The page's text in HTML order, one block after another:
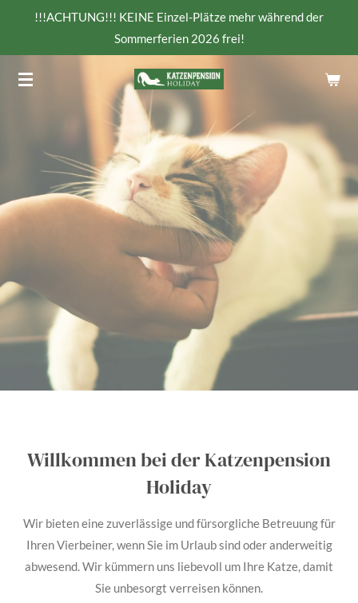
!!!ACHTUNG!!! KEINE Einzel-Plätze mehr während der
Sommerferien 2026 frei!
Willkommen bei der Katzenpension
Holiday
Wir bieten eine zuverlässige und fürsorgliche Betreuung für
Ihren Vierbeiner, wenn Sie im Urlaub sind oder anderweitig
abwesend. Wir kümmern uns liebevoll um Ihre Katze, damit
Sie unbesorgt verreisen können.